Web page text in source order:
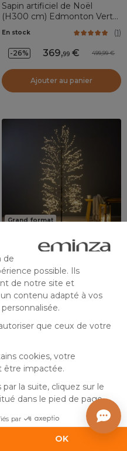
Sapin artificiel de Noël
(H300 cm) Edmonton Vert
En stock (1)
-26% 369,99 499,99
Ajouter au panier
Grand format
Arbre lumineux 1755 LED
(H180 cm) Wonderland
Blanc chaud
-13% 129,